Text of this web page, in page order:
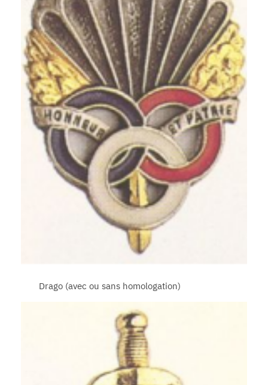
Drago (avec ou sans homologation)